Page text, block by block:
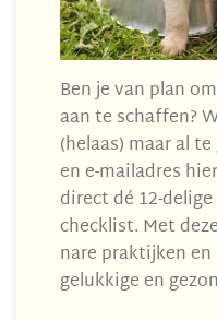
Ben je van plan
aan te schaffen?
(helaas) maar al
en e-mailadres
direct dé 12-
checklist. Met
nare praktijken en
gelukkige en